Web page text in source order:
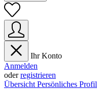
Ihr Konto
Anmelden
oderregistrieren
Übersicht Persönliches Profil